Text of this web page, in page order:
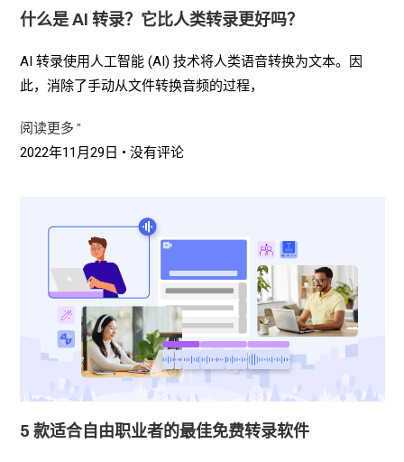
什么是 AI 转录？它比人类转录更好吗？
AI 转录使用人工智能 (AI) 技术将人类语音转换为文本。因
此，消除了手动从文件转换音频的过程，
阅读更多 ”
2022年11月29日 没有评论
5 款适合自由职业者的最佳免费转录软件